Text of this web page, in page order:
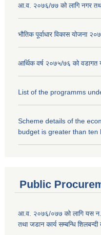
आ.व. २०७६/७७ को लागि नगर
भौतिक पूर्वाधार विकास योजना
आर्थिक वर्ष २०७५/७६ को वडागत
List of the programms
Scheme details of the
budget is greater than ten
Public
आ.व. २०७६/०७७ को लागि यस
तथा जडान कार्य सम्बन्धि